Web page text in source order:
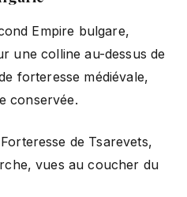
Empire bulgare,
une colline au-dessus de
forteresse médiévale,
conservée.
Forteresse de Tsarevets,
vues au coucher du